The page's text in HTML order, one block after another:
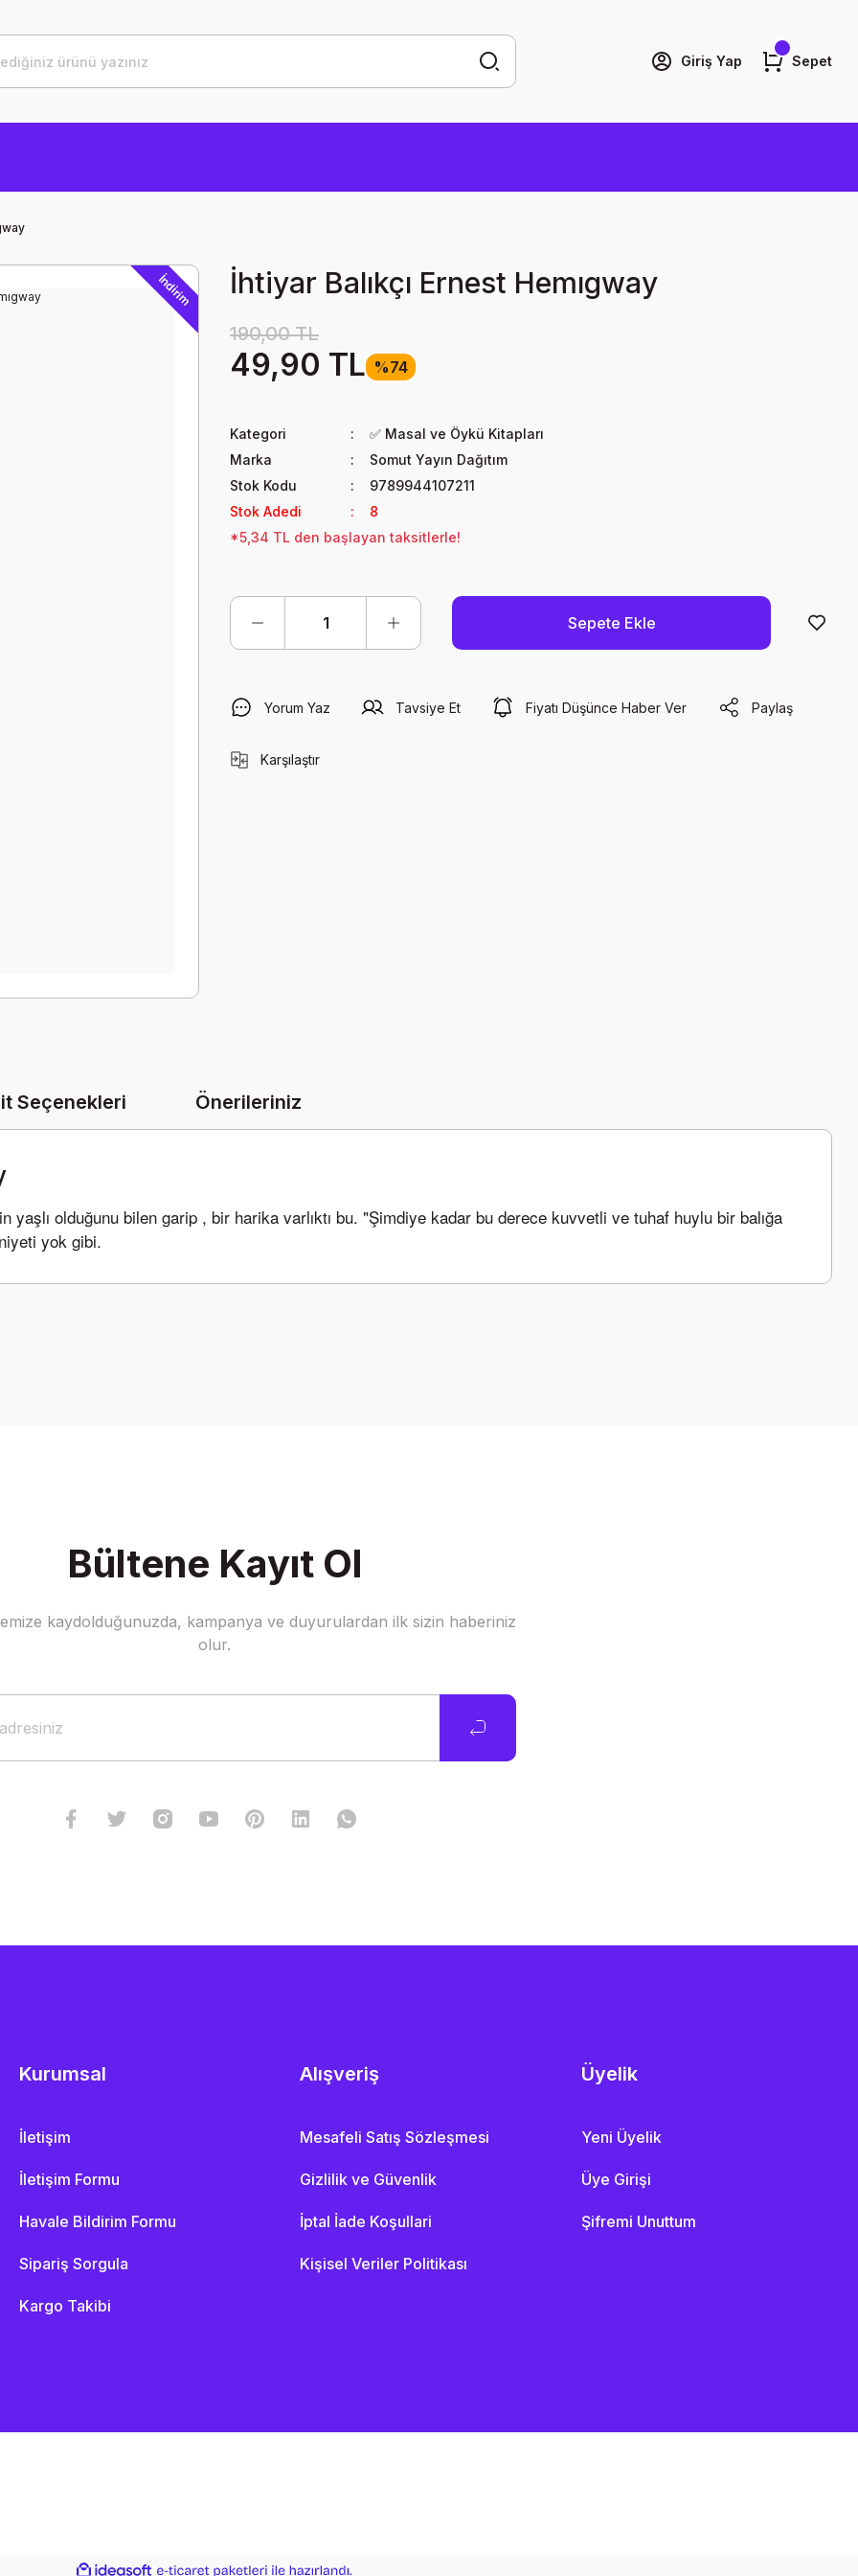
Giriş Yap Sepet
İndirim İhtiyar Balıkçı Ernest Hemıgway
190,00 TL
49,90 TL %74
Kategori
✅ Masal ve Öykü Kitapları
Marka
Somut Yayın Dağıtım
Stok Kodu
9789944107211
Stok Adedi
8
*5,34 TL den başlayan taksitlerle!
Sepete Ekle
Yorum Yaz Tavsiye Et Fiyatı Düşünce Haber Ver Paylaş
Karşılaştır
Seçenekleri Önerileriniz
yaşlı olduğunu bilen garip , bir harika varlıktı bu. "Şimdiye kadar bu derece kuvvetli ve tuhaf huylu bir balığa
yok gibi.
Gönder
Bültene Kayıt Ol
kaydolduğunuzda, kampanya ve duyurulardan ilk sizin haberiniz
olur.
Kurumsal
İletişim
İletişim Formu
Havale Bildirim Formu
Sipariş Sorgula
Kargo Takibi
Alışveriş
Mesafeli Satış Sözleşmesi
Gizlilik ve Güvenlik
İptal İade Koşullari
Kişisel Veriler Politikası
Üyelik
Yeni Üyelik
Üye Girişi
Şifremi Unuttum
ideasoft e-